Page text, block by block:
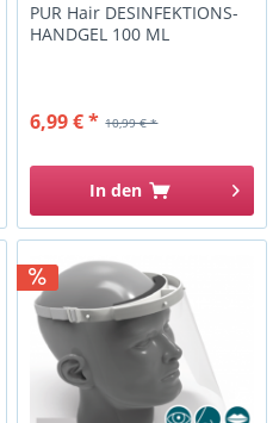
PUR Hair DESINFEKTIONS-
HANDGEL 100 ML
10,99 € *
6,99 € *
In den